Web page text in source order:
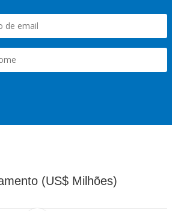
(US$ Milhões)